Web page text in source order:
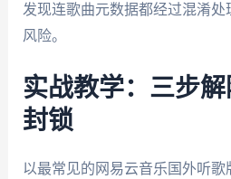
发现连歌曲元数据都经过混淆
风险。
实战教学：三步
封锁
以最常见的网易云音乐国外听